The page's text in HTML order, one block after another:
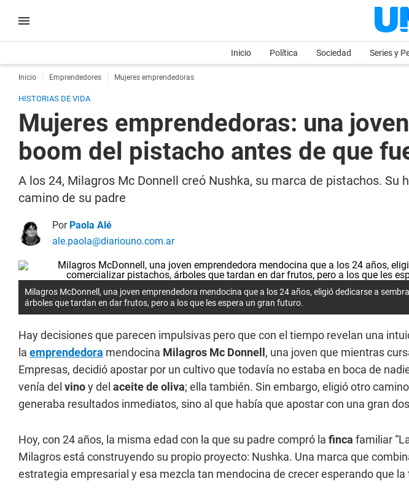
Inicio Política Sociedad Series y
Inicio Emprendedores Mujeres emprendedoras
HISTORIAS DE VIDA
Mujeres emprendedoras: una
boom del pistacho antes de que
A los 24, Milagros Mc Donnell creó Nushka, su marca de pistachos.
camino de su padre
Por Paola Alé
ale.paola@diariouno.com.ar
Milagros McDonnell, una joven emprendedora mendocina que a los 24 años, eligió dedicarse a
árboles que tardan en dar frutos, pero a los que les espera un gran futuro.
Hay decisiones que parecen impulsivas pero que con el tiempo revelan una
la emprendedora mendocina Milagros Mc Donnell , una joven que mientras
Empresas, decidió apostar por un cultivo que todavía no estaba en boca de
venía del vinoy del aceite de oliva; ella también. Sin embargo, eligió otro
generaba resultados inmediatos, sino al que había que apostar con una gran
Hoy, con 24 años, la misma edad con la que su padre compró la finca familiar
Milagros está construyendo su propio proyecto: Nushka. Una marca que
estrategia empresarial y esa mezcla tan mendocina de crecer esperando que